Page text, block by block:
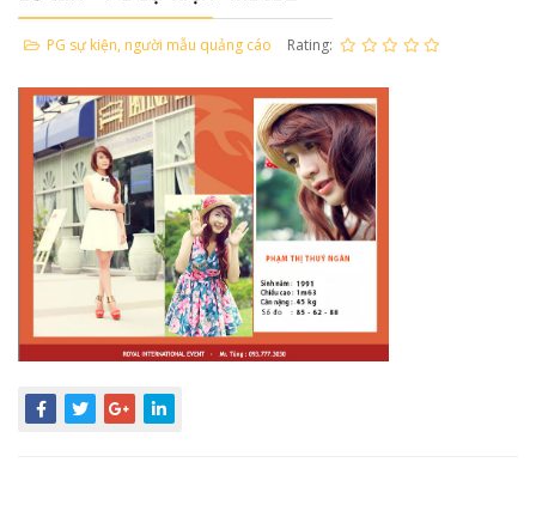
PG sự kiện, người mẫu quảng cáo Rating: